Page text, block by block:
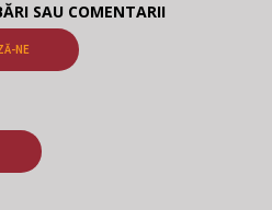
SAU COMENTARII
NE